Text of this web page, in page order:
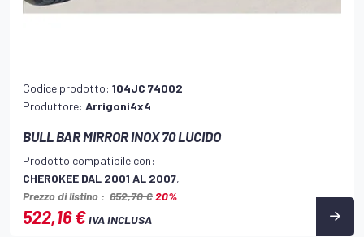
Codice prodotto: 104JC 74002
Produttore: Arrigoni4x4
BULL BAR MIRROR INOX 70 LUCIDO
Prodotto compatibile con:
CHEROKEE DAL 2001 AL 2007,
Prezzo di listino : 652,70 €20%
522,16 €IVA INCLUSA